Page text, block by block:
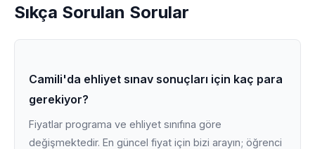
Sıkça Sorulan Sorular
Camili'da ehliyet sınav sonuçları için kaç para
gerekiyor?
Fiyatlar programa ve ehliyet sınıfına göre
değişmektedir. En güncel fiyat için bizi arayın; öğrenci